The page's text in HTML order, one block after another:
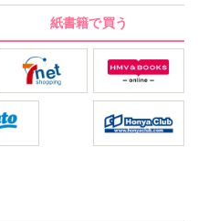
紙書籍で買う